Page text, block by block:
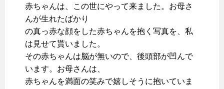
赤ちゃんは、この世にやって来ました。お母さ
んが生れたばかり
の真っ赤な顔をした赤ちゃんを抱く写真を、私
は見せて貰いました。
その赤ちゃんは脳が無いので、後頭部が凹んで
います。お母さんは、
赤ちゃんを満面の笑みで嬉しそうに抱いていま